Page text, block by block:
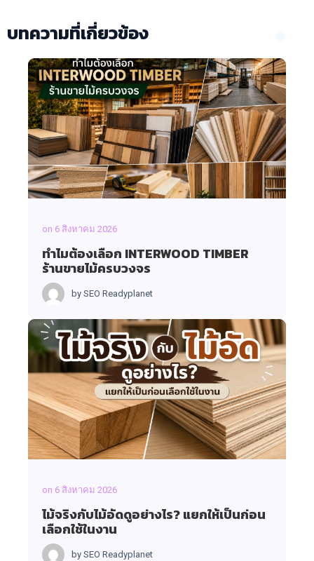
บทความที่เกี่ยวข้อง
on 6 สิงหาคม 2026
ทำไมต้องเลือก INTERWOOD TIMBER
ร้านขายไม้ครบวงจร
by SEO Readyplanet
on 6 สิงหาคม 2026
ไม้จริงกับไม้อัดดูอย่างไร? แยกให้เป็นก่อน
เลือกใช้ในงาน
by SEO Readyplanet